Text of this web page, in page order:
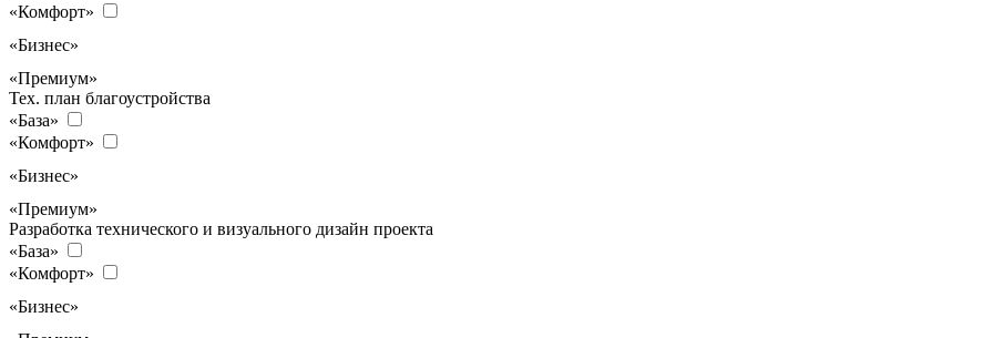
«Комфорт»
«Бизнес»
«Премиум»
Тех. план благоустройства
«База»
«Комфорт»
«Бизнес»
«Премиум»
Разработка технического и визуального дизайн проекта
«База»
«Комфорт»
«Бизнес»